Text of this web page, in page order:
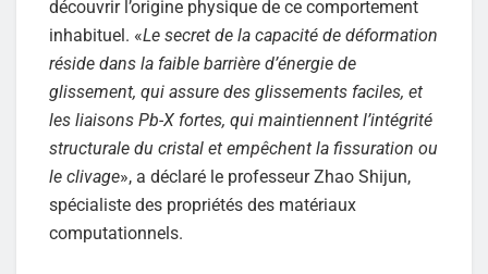
découvrir l’origine physique de ce comportement
inhabituel. «Le secret de la capacité de déformation
réside dans la faible barrière d’énergie de
glissement, qui assure des glissements faciles, et
les liaisons Pb-X fortes, qui maintiennent l’intégrité
structurale du cristal et empêchent la fissuration ou
le clivage», a déclaré le professeur Zhao Shijun,
spécialiste des propriétés des matériaux
computationnels.